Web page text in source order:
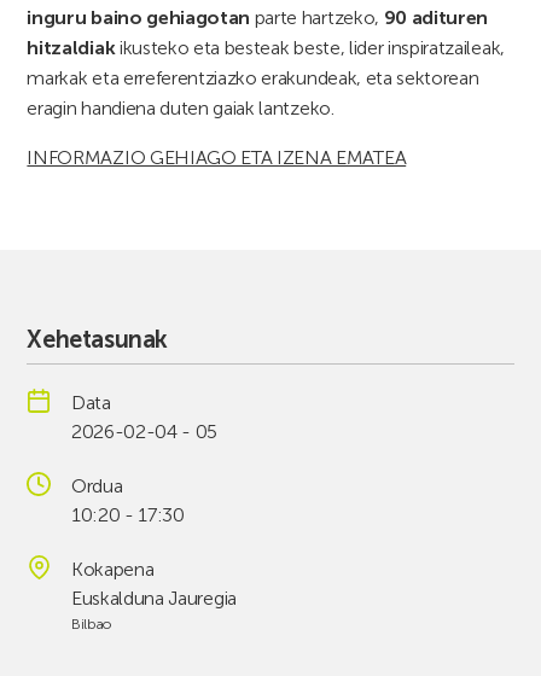
inguru baino gehiagotan parte hartzeko, 90 adituren
hitzaldiak ikusteko eta besteak beste, lider inspiratzaileak,
markak eta erreferentziazko erakundeak, eta sektorean
eragin handiena duten gaiak lantzeko.
INFORMAZIO GEHIAGO ETA IZENA EMATEA
Xehetasunak
Data
2026-02-04 - 05
Ordua
10:20 - 17:30
Kokapena
Euskalduna Jauregia
Bilbao